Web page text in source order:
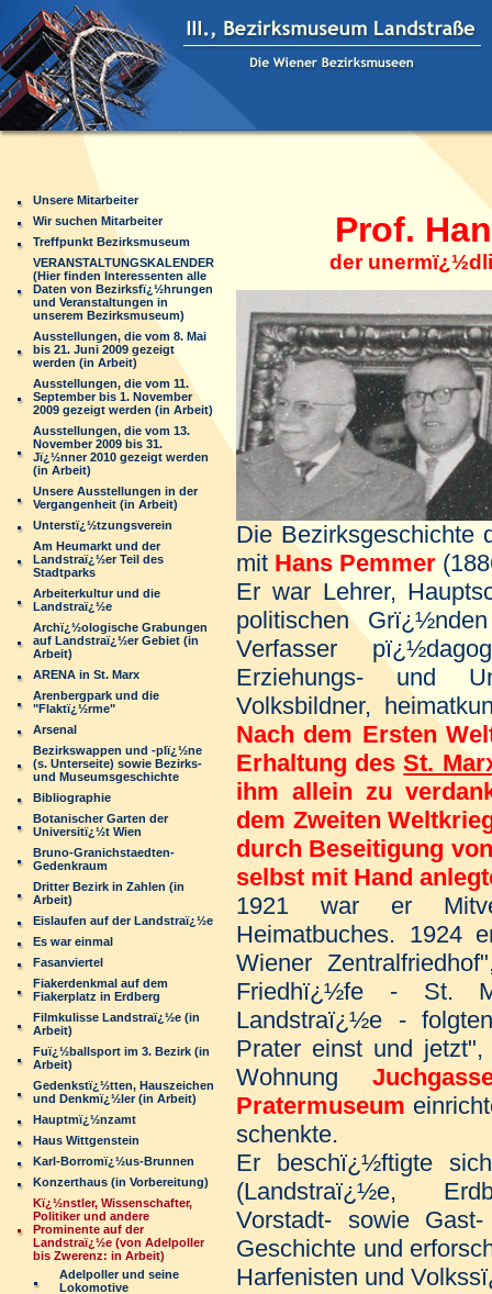
Unsere Mitarbeiter
Wir suchen Mitarbeiter
Treffpunkt Bezirksmuseum
VERANSTALTUNGSKALENDER
(Hier finden Interessenten alle
Daten von Bezirksfï¿½hrungen
und Veranstaltungen in
unserem Bezirksmuseum)
Ausstellungen, die vom 8. Mai
bis 21. Juni 2009 gezeigt
werden (in Arbeit)
Ausstellungen, die vom 11.
September bis 1. November
2009 gezeigt werden (in Arbeit)
Ausstellungen, die vom 13.
November 2009 bis 31.
Jï¿½nner 2010 gezeigt werden
(in Arbeit)
Unsere Ausstellungen in der
Vergangenheit (in Arbeit)
Unterstï¿½tzungsverein
Am Heumarkt und der
Landstraï¿½er Teil des
Stadtparks
Arbeiterkultur und die
Landstraï¿½e
Archï¿½ologische Grabungen
auf Landstraï¿½er Gebiet (in
Arbeit)
ARENA in St. Marx
Arenbergpark und die
"Flaktï¿½rme"
Arsenal
Bezirkswappen und -plï¿½ne
(s. Unterseite) sowie Bezirks-
und Museumsgeschichte
Bibliographie
Botanischer Garten der
Universitï¿½t Wien
Bruno-Granichstaedten-
Gedenkraum
Dritter Bezirk in Zahlen (in
Arbeit)
Eislaufen auf der Landstraï¿½e
Es war einmal
Fasanviertel
Fiakerdenkmal auf dem
Fiakerplatz in Erdberg
Filmkulisse Landstraï¿½e (in
Arbeit)
Fuï¿½ballsport im 3. Bezirk (in
Arbeit)
Gedenkstï¿½tten, Hauszeichen
und Denkmï¿½ler (in Arbeit)
Hauptmï¿½nzamt
Haus Wittgenstein
Karl-Borromï¿½us-Brunnen
Konzerthaus (in Vorbereitung)
Kï¿½nstler, Wissenschafter,
Politiker und andere
Prominente auf der
Landstraï¿½e (von Adelpoller
bis Zwerenz: in Arbeit)
Adelpoller und seine
Lokomotive
Prof. Hans
der
Die Bezirksgeschichte
mit Hans Pemmer
Er war Lehrer,
politischen
Verfasser
Erziehungs- und
Volksbildner,
Nach dem Ersten
Erhaltung desSt.
ihm allein zu
dem Zweiten
durch Beseitigung
selbst mit Hand
1921 war er
Heimatbuches. 1924
Wiener
Friedhï¿½fe - St.
Landstraï¿½e -
Prater einst und
Wohnung
Pratermuseum
schenkte.
Er beschï¿½ftigte
(Landstraï¿½e,
Vorstadt- sowie
Geschichte und
Harfenisten und